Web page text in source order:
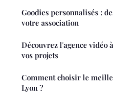
Goodies personnalisés :
votre association
Découvrez l'agence vidéo
vos projets
Comment choisir le
Lyon ?